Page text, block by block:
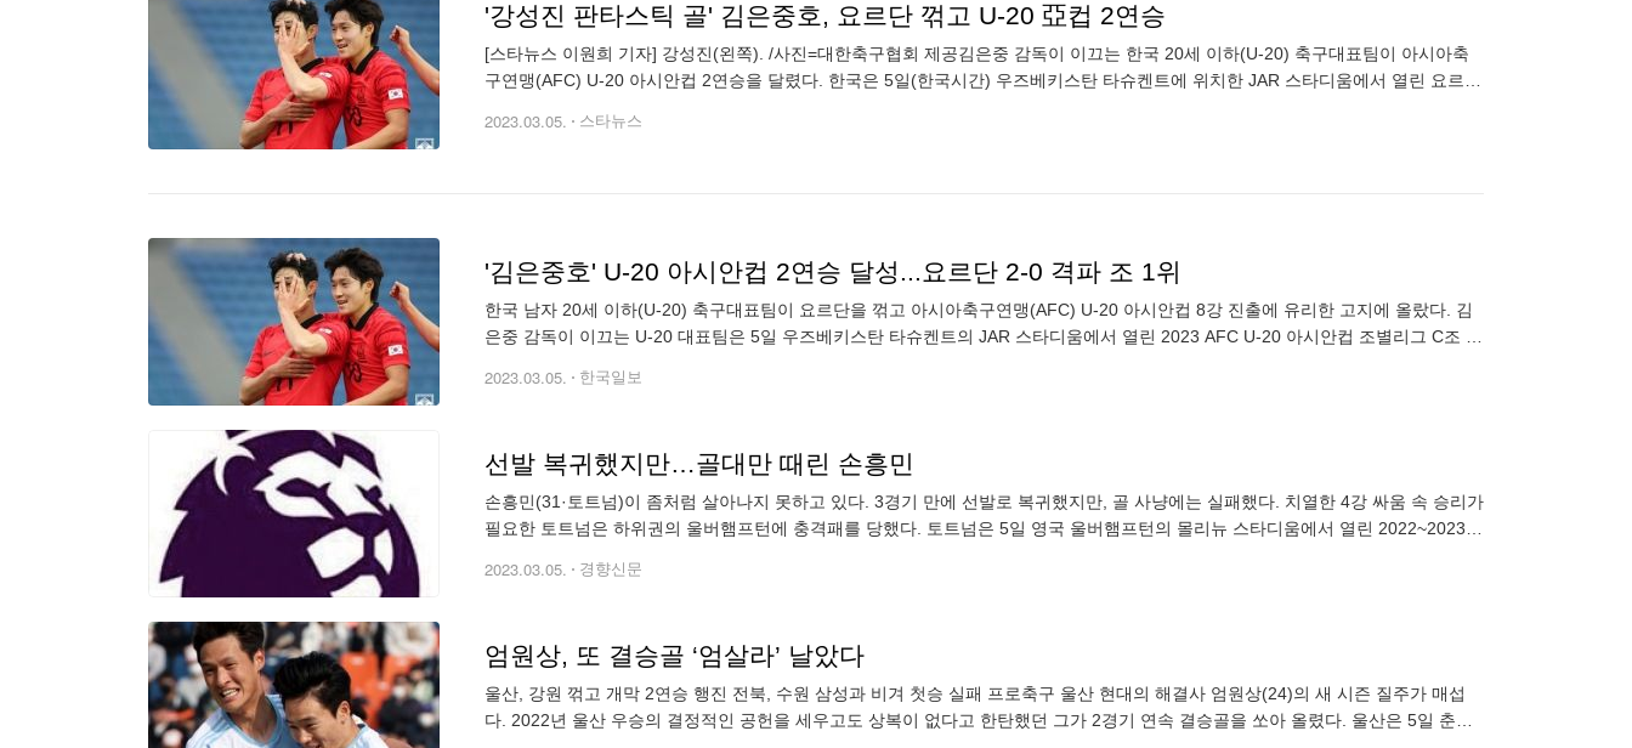
'강성진 판타스틱 골' 김은중호, 요르단 꺾고 U-20 亞컵 2연승
[스타뉴스 이원희 기자] 강성진(왼쪽). /사진=대한축구협회 제공김은중 감독이 이끄는 한국 20세 이하(U-20) 축구대표팀이 아시아축
구연맹(AFC) U-20 아시안컵 2연승을 달렸다. 한국은 5일(한국시간) 우즈베키스탄 타슈켄트에 위치한 JAR 스타디움에서 열린 요르단
2023.03.05. 스타뉴스
'김은중호' U-20 아시안컵 2연승 달성...요르단 2-0 격파 조 1위
한국 남자 20세 이하(U-20) 축구대표팀이 요르단을 꺾고 아시아축구연맹(AFC) U-20 아시안컵 8강 진출에 유리한 고지에 올랐다. 김
은중 감독이 이끄는 U-20 대표팀은 5일 우즈베키스탄 타슈켄트의 JAR 스타디움에서 열린 2023 AFC U-20 아시안컵 조별리그 C조 2
2023.03.05. 한국일보
선발 복귀했지만…골대만 때린 손흥민
손흥민(31·토트넘)이 좀처럼 살아나지 못하고 있다. 3경기 만에 선발로 복귀했지만, 골 사냥에는 실패했다. 치열한 4강 싸움 속 승리가
필요한 토트넘은 하위권의 울버햄프턴에 충격패를 당했다. 토트넘은 5일 영국 울버햄프턴의 몰리뉴 스타디움에서 열린 2022~2023시
2023.03.05. 경향신문
엄원상, 또 결승골 ‘엄살라’ 날았다
울산, 강원 꺾고 개막 2연승 행진 전북, 수원 삼성과 비겨 첫승 실패 프로축구 울산 현대의 해결사 엄원상(24)의 새 시즌 질주가 매섭
다. 2022년 울산 우승의 결정적인 공헌을 세우고도 상복이 없다고 한탄했던 그가 2경기 연속 결승골을 쏘아 올렸다. 울산은 5일 춘천